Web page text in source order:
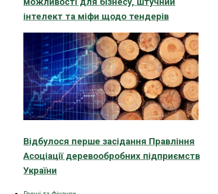
інтелект та міфи щодо тендерів
Відбулося перше засідання Правління
Асоціації деревообробних підприємств
України